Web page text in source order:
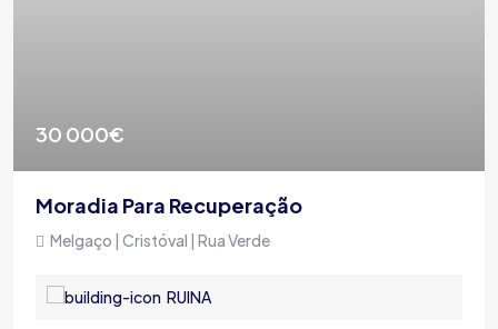
30 000€
Moradia Para Recuperação
Melgaço | Cristóval | Rua Verde
RUINA